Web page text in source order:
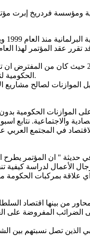
ومؤسسة فردريخ إبرت
الحكومية لتحويلها لمصادقة لجنة المالية، لكن غالبية بنود الصرف بقت عالقة بسبب الأزمة السياسة الحاصلة في البلاد.
لصالح مشاريع
الحكومية بدون
في المجتمع العربي
" ان المؤتمر يطرح
الأعمال لدراسة
بمركبات الحكومة
الضرائب المفروضة على